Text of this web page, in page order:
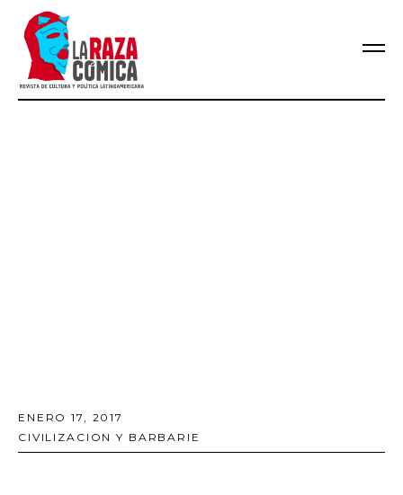
ENERO 17, 2017
CIVILIZACION Y BARBARIE